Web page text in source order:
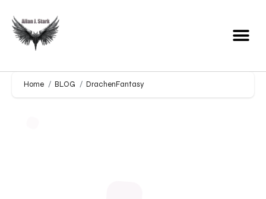
Home BLOG DrachenFantasy